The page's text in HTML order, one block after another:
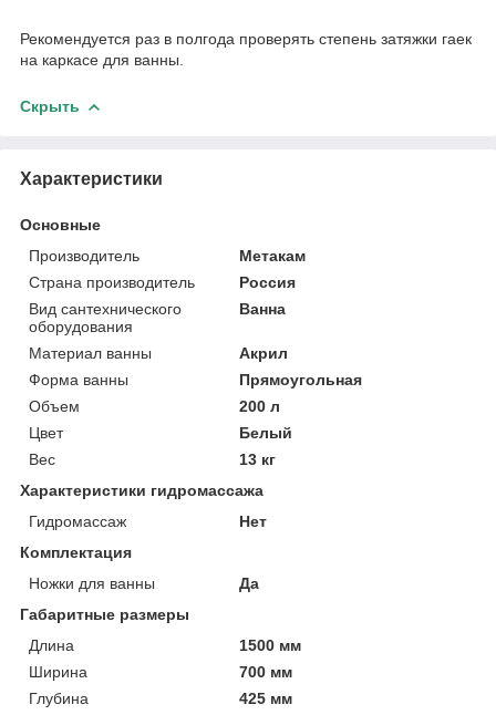
Рекомендуется раз в полгода проверять степень затяжки гаек
на каркасе для ванны.
Скрыть
Характеристики
Основные
Производитель
Метакам
Страна производитель
Россия
Вид сантехнического
оборудования
Ванна
Материал ванны
Акрил
Форма ванны
Прямоугольная
Объем
200 л
Цвет
Белый
Вес
13 кг
Характеристики гидромассажа
Гидромассаж
Нет
Комплектация
Ножки для ванны
Да
Габаритные размеры
Длина
1500 мм
Ширина
700 мм
Глубина
425 мм